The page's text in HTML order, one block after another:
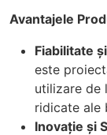
Avantajele
Fiabilitate
este
utilizare de
ridicate ale
Inovație și